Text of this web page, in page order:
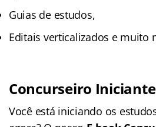
Guias de estudos,
Editais verticalizados e muito
Concurseiro Iniciante
Você está iniciando os